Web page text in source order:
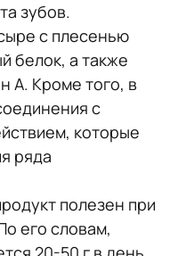
зубов.
с плесенью
белок, а также
А. Кроме того, в
с
которые
ряда
полезен при
его словам,